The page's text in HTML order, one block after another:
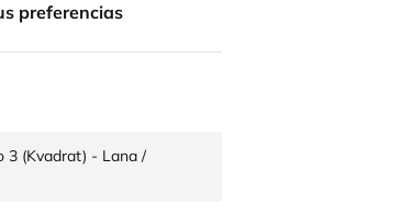
preferencias
3 (Kvadrat) - Lana /